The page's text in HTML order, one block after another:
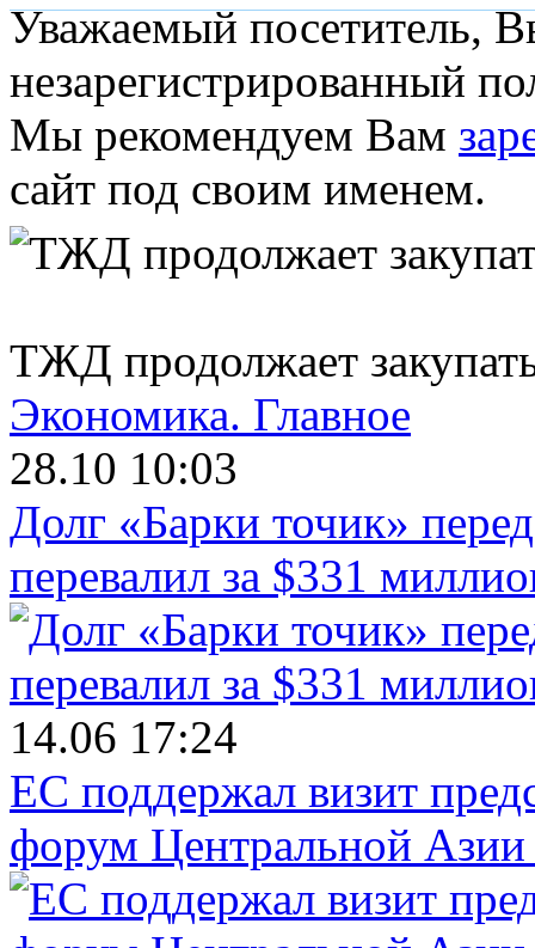
Уважаемый посетитель,
незарегистрированный
Мы рекомендуем Вам
сайт под своим именем.
ТЖД продолжает
Экономика. Главное
28.10 10:03
Долг «Барки точик»
перевалил за $331
14.06 17:24
ЕС поддержал визит
форум Центральной Азии